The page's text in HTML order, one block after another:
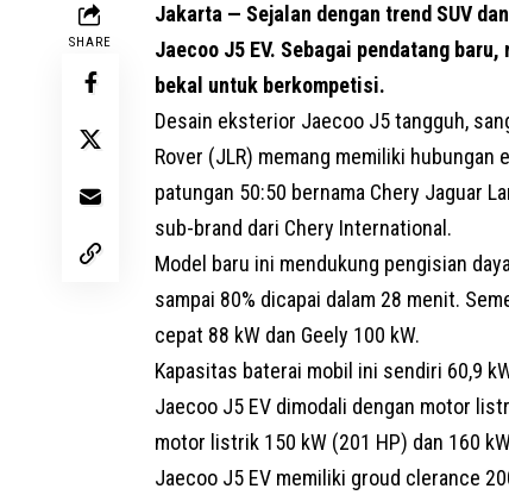
SHARE
Jakarta — Sejalan dengan trend SUV
Jaecoo J5 EV. Sebagai pendatang
bekal untuk berkompetisi.
Desain eksterior Jaecoo J5 tangguh,
Rover (JLR) memang memiliki hubungan
patungan 50:50 bernama Chery Jaguar
sub-brand dari Chery International.
Model baru ini mendukung pengisian
sampai 80% dicapai dalam 28 menit.
cepat 88 kW dan Geely 100 kW.
Kapasitas baterai mobil ini sendiri 60,9
Jaecoo J5 EV dimodali dengan motor
motor listrik 150 kW (201 HP) dan 160
Jaecoo J5 EV memiliki groud clerance